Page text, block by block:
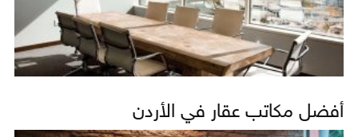
أفضل مكاتب عقار في الأردن